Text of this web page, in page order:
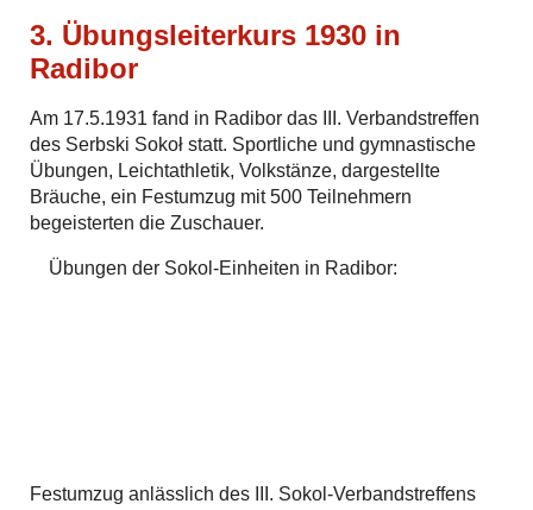
3. Übungsleiterkurs 1930 in
Radibor
Am 17.5.1931 fand in Radibor das III. Verbandstreffen
des Serbski Sokoł statt. Sportliche und gymnastische
Übungen, Leichtathletik, Volkstänze, dargestellte
Bräuche, ein Festumzug mit 500 Teilnehmern
begeisterten die Zuschauer.
Übungen der Sokol-Einheiten in Radibor:
Festumzug anlässlich des III. Sokol-Verbandstreffens